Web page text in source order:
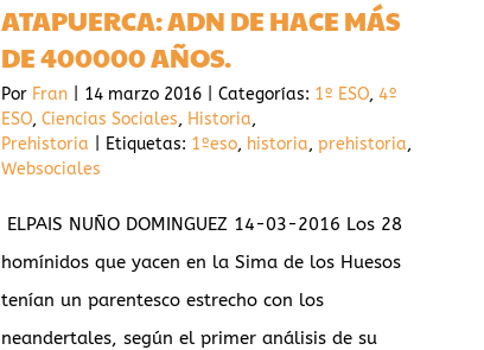
ATAPUERCA: ADN DE HACE MÁS
DE 400000 AÑOS.
Por Fran 14 marzo 2016 Categorías: 1º ESO, 4º
ESO, Ciencias Sociales, Historia,
Prehistoria
Etiquetas: 1ºeso, historia, prehistoria,
Websociales
ELPAIS NUÑO DOMINGUEZ 14-03-2016 Los 28
homínidos que yacen en la Sima de los Huesos
tenían un parentesco estrecho con los
neandertales, según el primer análisis de su